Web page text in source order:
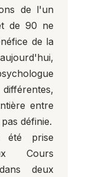
de l'un
de 90 ne
de la
entre
définie.
été prise
Cours
deux